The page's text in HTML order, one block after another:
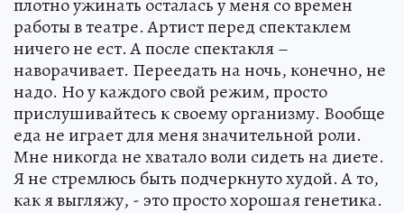
плотно ужинать осталась у меня со времен
работы в театре. Артист перед спектаклем
ничего не ест. А после спектакля –
наворачивает. Переедать на ночь, конечно, не
надо. Но у каждого свой режим, просто
прислушивайтесь к своему организму. Вообще
еда не играет для меня значительной роли.
Мне никогда не хватало воли сидеть на диете.
Я не стремлюсь быть подчеркнуто худой. А то,
как я выгляжу, - это просто хорошая генетика.